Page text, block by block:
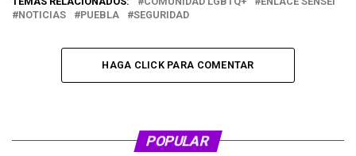
NOTICIAS
PUEBLA SEGURIDAD
HAGA CLICK PARA COMENTAR
POPULAR